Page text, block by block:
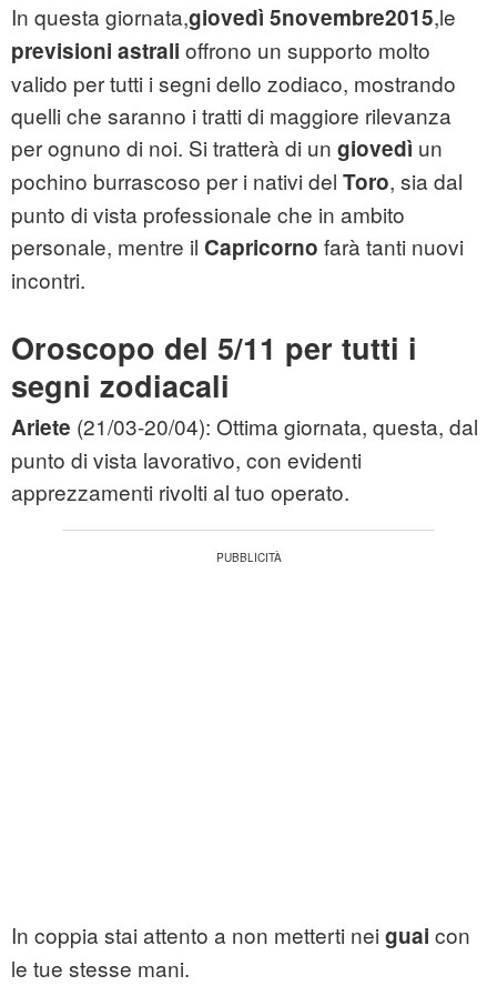
In questa giornata,giovedì 5novembre2015,le
previsioni astrali offrono un supporto molto
valido per tutti i segni dello zodiaco, mostrando
quelli che saranno i tratti di maggiore rilevanza
per ognuno di noi. Si tratterà di un giovedì un
pochino burrascoso per i nativi del Toro, sia dal
punto di vista professionale che in ambito
personale, mentre il Capricorno farà tanti nuovi
incontri.
Oroscopo del 5/11 per tutti i
segni zodiacali
Ariete (21/03-20/04): Ottima giornata, questa, dal
punto di vista lavorativo, con evidenti
apprezzamenti rivolti al tuo operato.
In coppia stai attento a non metterti nei guai con
le tue stesse mani.